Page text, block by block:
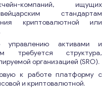
мы свяжемся с вами в
компаний, ищущих
стандартам
криптовалютной или
управлению активами и
требуется структура,
организацией (SRO).
к работе платформу с
и криптовалютной.